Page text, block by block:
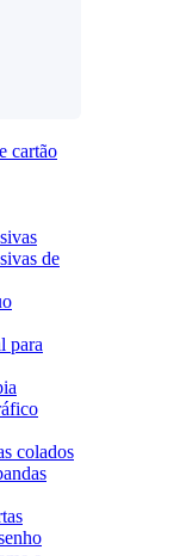
cartão
de
para
colados